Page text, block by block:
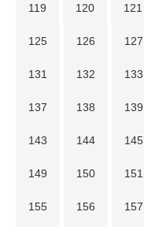
119 120 121
125 126 127
131 132 133
137 138 139
143 144 145
149 150 151
155 156 157